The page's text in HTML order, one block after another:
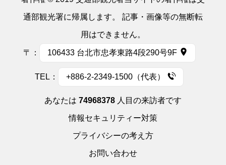
通部観光署に帰属します。 記事・画像等の無断転
用はできません。
〒： 106433 台北市忠孝東路4段290号9F
TEL： +886-2-2349-1500（代表）
あなたは 74968378 人目の来訪者です
情報セキュリティー対策
プライバシーの考え方
お問い合わせ